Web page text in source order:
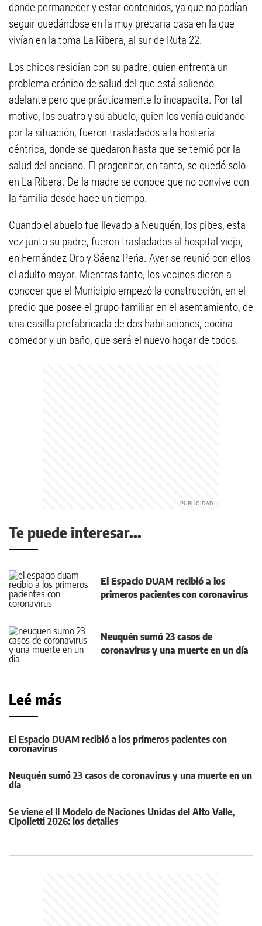
donde permanecer y estar contenidos, ya que no podían
seguir quedándose en la muy precaria casa en la que
vivían en la toma La Ribera, al sur de Ruta 22.
Los chicos residían con su padre, quien enfrenta un
problema crónico de salud del que está saliendo
adelante pero que prácticamente lo incapacita. Por tal
motivo, los cuatro y su abuelo, quien los venía cuidando
por la situación, fueron trasladados a la hostería
céntrica, donde se quedaron hasta que se temió por la
salud del anciano. El progenitor, en tanto, se quedó solo
en La Ribera. De la madre se conoce que no convive con
la familia desde hace un tiempo.
Cuando el abuelo fue llevado a Neuquén, los pibes, esta
vez junto su padre, fueron trasladados al hospital viejo,
en Fernández Oro y Sáenz Peña. Ayer se reunió con ellos
el adulto mayor. Mientras tanto, los vecinos dieron a
conocer que el Municipio empezó la construcción, en el
predio que posee el grupo familiar en el asentamiento, de
una casilla prefabricada de dos habitaciones, cocina-
comedor y un baño, que será el nuevo hogar de todos.
Te puede interesar...
El Espacio DUAM recibió a los
primeros pacientes con coronavirus
Neuquén sumó 23 casos de
coronavirus y una muerte en un día
Leé más
El Espacio DUAM recibió a los primeros pacientes con
coronavirus
Neuquén sumó 23 casos de coronavirus y una muerte en un
día
Se viene el II Modelo de Naciones Unidas del Alto Valle,
Cipolletti 2026: los detalles